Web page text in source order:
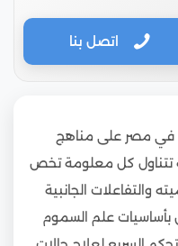
اتصل بنا
في مصر على مناهج
تتناول كل معلومة تخص
والتفاعلات الجانبية
بأساسيات علم السموم